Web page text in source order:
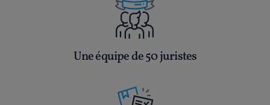
Une équipe de 50 juristes